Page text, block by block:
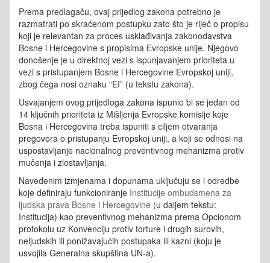
Prema predlagaču, ovaj prijedlog zakona potrebno je
razmatrati po skraćenom postupku zato što je riječ o propisu
koji je relevantan za proces usklađivanja zakonodavstva
Bosne i Hercegovine s propisima Evropske unije. Njegovo
donošenje je u direktnoj vezi s ispunjavanjem prioriteta u
vezi s pristupanjem Bosne i Hercegovine Evropskoj uniji,
zbog čega nosi oznaku “EI” (u tekstu zakona).
Usvajanjem ovog prijedloga zakona ispunio bi se jedan od
14 ključnih prioriteta iz Mišljenja Evropske komisije koje
Bosna i Hercegovina treba ispuniti s ciljem otvaranja
pregovora o pristupanju Evropskoj uniji, a koji se odnosi na
uspostavljanje nacionalnog preventivnog mehanizma protiv
mučenja i zlostavljanja.
Navedenim izmjenama i dopunama uključuju se i odredbe
koje definiraju funkcioniranje Institucije ombudsmena za
ljudska prava Bosne i Hercegovine (u daljem tekstu:
Institucija) kao preventivnog mehanizma prema Opcionom
protokolu uz Konvenciju protiv torture i drugih surovih,
neljudskih ili ponižavajućih postupaka ili kazni (koju je
usvojila Generalna skupština UN-a).